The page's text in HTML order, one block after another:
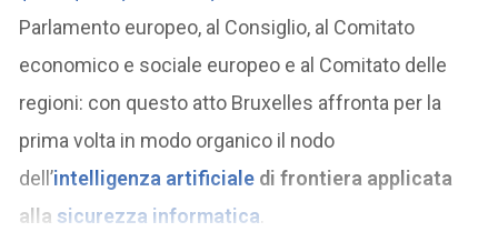
Parlamento europeo, al Consiglio, al Comitato
economico e sociale europeo e al Comitato delle
regioni: con questo atto Bruxelles affronta per la
prima volta in modo organico il nodo
dell’intelligenza artificiale di frontiera applicata
alla sicurezza informatica.